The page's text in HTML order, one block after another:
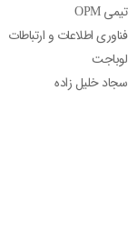
تیمی OPM
فناوری اطلاعات و ارتباطات
لوباجت
سجاد خلیل زاده